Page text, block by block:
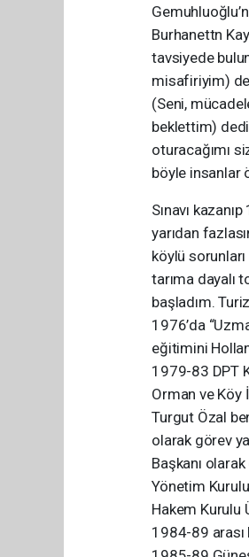
Burhanettn
tavsiyede
misafiriyim)
(Seni,
beklettim)
oturacağımı
böyle insanlar
Sınavı
yarıdan
köylü
tarıma dayalı
başladım.
1976’da
eğitimini
1979-83 DPT
Orman ve Köy
Turgut Özal
olarak görev
Başkanı
Yönetim
Hakem Kurulu
1984-89 arası